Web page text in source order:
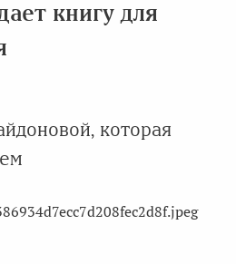
книгу для
которая